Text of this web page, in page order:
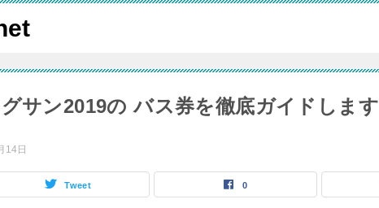
サン2019の バス券を徹底ガイドします
14日
Tweet 0